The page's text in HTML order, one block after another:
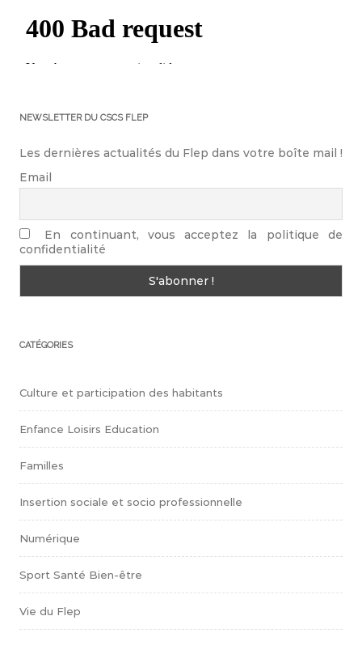
NEWSLETTER DU CSCS FLEP
Les dernières actualités du Flep dans votre boîte mail !
Email
En continuant, vous acceptez la politique de
confidentialité
CATÉGORIES
Culture et participation des habitants
Enfance Loisirs Education
Familles
Insertion sociale et socio professionnelle
Numérique
Sport Santé Bien-être
Vie du Flep